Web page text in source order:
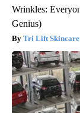
Wrinkles:
Genius)
Tri Lift Skincare